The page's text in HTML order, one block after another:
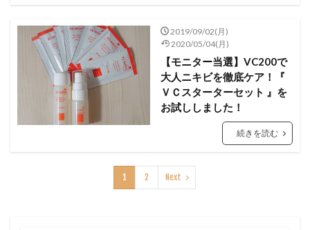
2019/09/02(月)
2020/05/04(月)
【モニター当選】VC200で
大人ニキビを徹底ケア！『
ＶＣスターターセット 』を
お試ししました！
続きを読む
1 2 Next